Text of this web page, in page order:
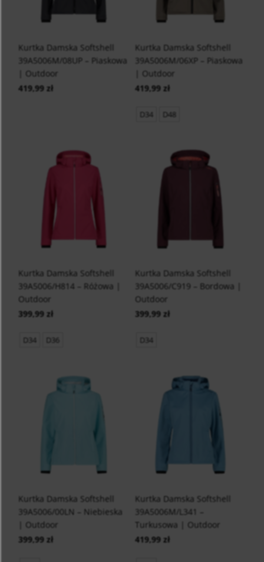
Kurtka Damska Softshell
39A5006M/08UP – Piaskowa
| Outdoor
419,99 zł
Kurtka Damska Softshell
39A5006M/06XP – Piaskowa
| Outdoor
419,99 zł
D34 D48
Kurtka Damska Softshell
39A5006/H814 – Różowa |
Outdoor
399,99 zł
D34 D36
Kurtka Damska Softshell
39A5006/C919 – Bordowa |
Outdoor
399,99 zł
D34
Kurtka Damska Softshell
39A5006/00LN – Niebieska
| Outdoor
399,99 zł
Kurtka Damska Softshell
39A5006M/L341 –
Turkusowa | Outdoor
419,99 zł